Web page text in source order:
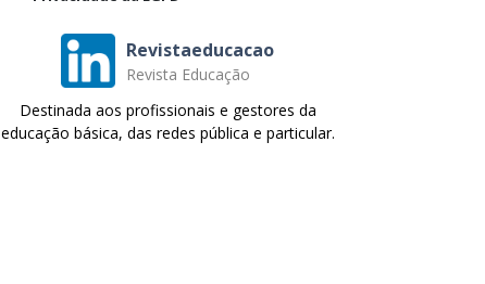
Revistaeducacao
Revista Educação
Destinada aos profissionais e gestores da
educação básica, das redes pública e particular.